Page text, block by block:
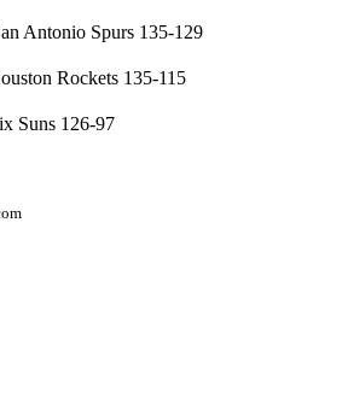
Antonio Spurs 135-129
Rockets 135-115
Suns 126-97